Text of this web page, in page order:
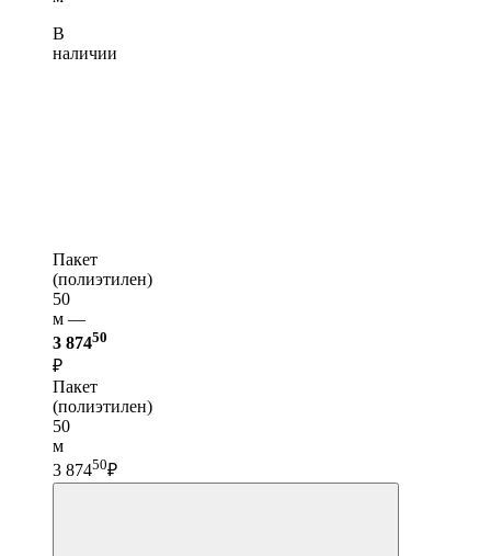
В
наличии
Пакет
(полиэтилен)
50
м —
3 87450
₽
Пакет
(полиэтилен)
50
м
3 87450₽